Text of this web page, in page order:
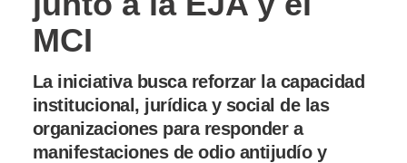
MCI
La iniciativa busca reforzar la capacidad
institucional, jurídica y social de las
organizaciones para responder a
manifestaciones de odio antijudío y